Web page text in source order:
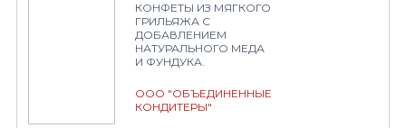
КОНФЕТЫ ИЗ МЯГКОГО
ГРИЛЬЯЖА С
ДОБАВЛЕНИЕМ
НАТУРАЛЬНОГО МЕДА
И ФУНДУКА.
ООО "ОБЪЕДИНЕННЫЕ
КОНДИТЕРЫ"